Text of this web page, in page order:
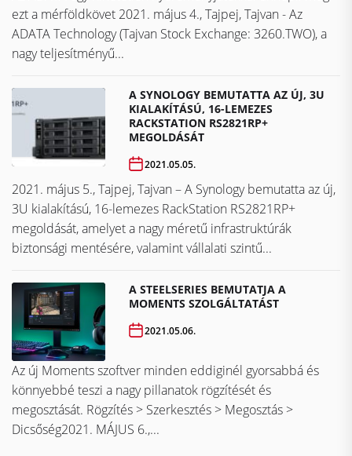
ezt a mérföldkövet ​​​​​​​2021. május 4., Tajpej, Tajvan - Az
ADATA Technology (Tajvan Stock Exchange: 3260.TWO), a
nagy teljesítményű...
A SYNOLOGY BEMUTATTA AZ ÚJ, 3U
KIALAKÍTÁSÚ, 16-LEMEZES
RACKSTATION RS2821RP+
MEGOLDÁSÁT
2021.05.05.
2021. május 5., Tajpej, Tajvan – A Synology bemutatta az új,
3U kialakítású, 16-lemezes RackStation RS2821RP+
megoldását, amelyet a nagy méretű infrastruktúrák
biztonsági mentésére, valamint vállalati szintű...
A STEELSERIES BEMUTATJA A
MOMENTS SZOLGÁLTATÁST
2021.05.06.
Az új Moments szoftver minden eddiginél gyorsabbá és
könnyebbé teszi a nagy pillanatok rögzítését és
megosztását. Rögzítés > Szerkesztés > Megosztás >
Dicsőség2021. MÁJUS 6.,...